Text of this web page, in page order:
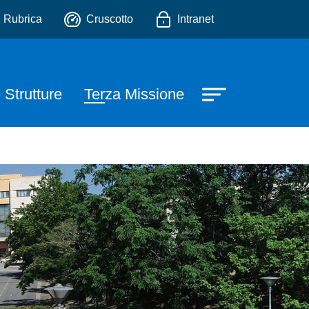
ed Ambientali
Rubrica Cruscotto Intranet
Strutture Terza Missione